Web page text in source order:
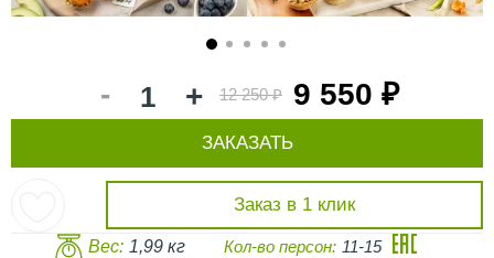
- + 12 250 ₽ 9 550 ₽
Заказ в 1 клик
ЗАКАЗАТЬ
Вес: 1,99 кг Кол-во персон: 11-15